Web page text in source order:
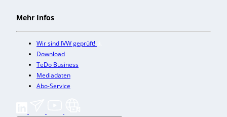
Mehr Infos
Wir sind IVW geprüft!
Download
TeDo Business
Mediadaten
Abo-Service